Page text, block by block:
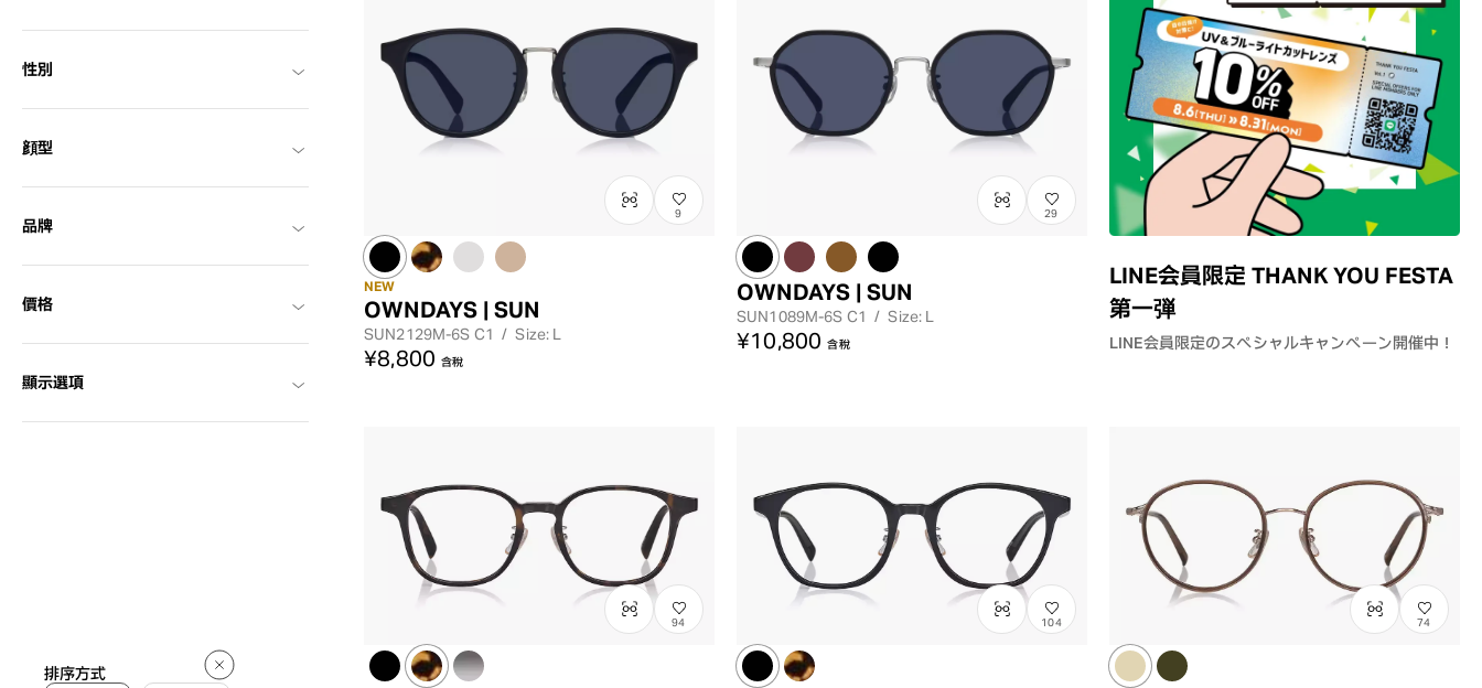
性別
顔型
品牌
價格
顯示選項
排序方式
LINE会員限定 THANK YOU FESTA
第一弾
LINE会員限定のスペシャルキャンペーン開催中！
9
NEW
OWNDAYS | SUN
SUN2129M-6S C1 / Size: L
¥8,800 含稅
29
OWNDAYS | SUN
SUN1089M-6S C1 / Size: L
¥10,800 含稅
94 104 74